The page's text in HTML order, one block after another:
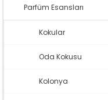
Parfüm Esansları
Kokular
Oda Kokusu
Kolonya